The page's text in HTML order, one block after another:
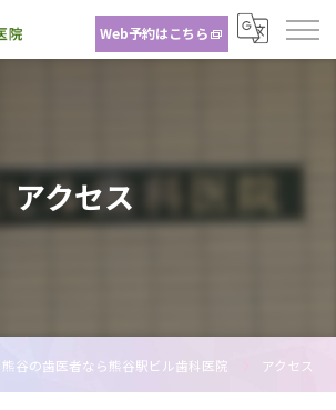
Web予約はこちら
アクセス
熊谷の歯医者なら熊谷駅ビル歯科医院 アクセス